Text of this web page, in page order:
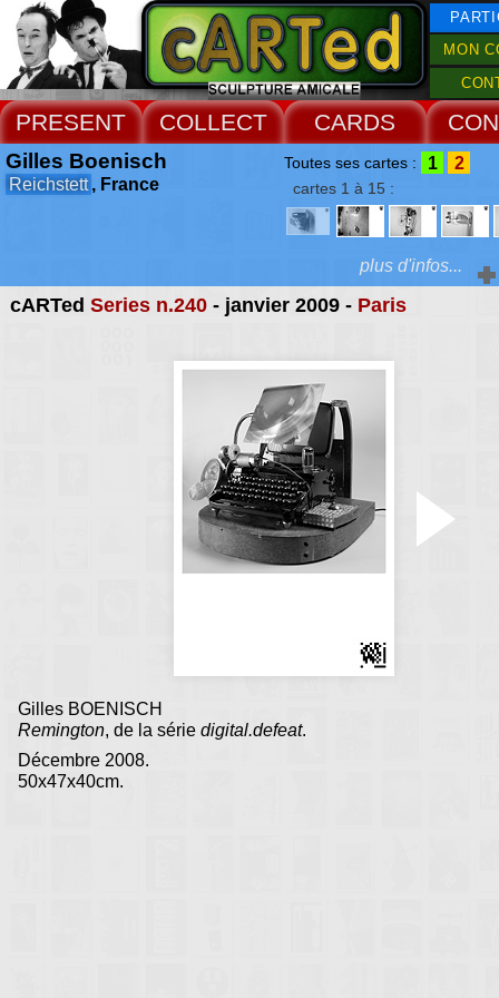
MON
PRESENT COLLECT CARDS
cARTed Series n.240- janvier 2009 - Paris
Gilles BOENISCH
Remington, de la série digital.defeat.
Décembre 2008.
50x47x40cm.
Gilles Boenisch
Reichstett , France
Toutes ses cartes : 1 2
cartes 1 à 15 :
Extras :
une défaite. Mauvaise
chercher des
Triomphe, victoire
plus d'infos...